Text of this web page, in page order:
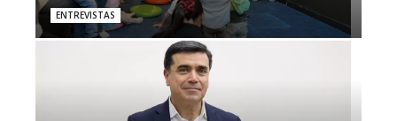
ENTREVISTAS